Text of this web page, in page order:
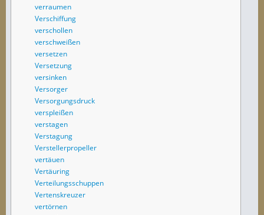
verraumen
Verschiffung
verschollen
verschweißen
versetzen
Versetzung
versinken
Versorger
Versorgungsdruck
verspleißen
verstagen
Verstagung
Verstellerpropeller
vertäuen
Vertäuring
Verteilungsschuppen
Vertenskreuzer
vertörnen